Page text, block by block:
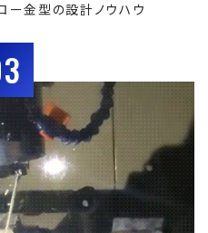
ー金型の設計ノウハウ